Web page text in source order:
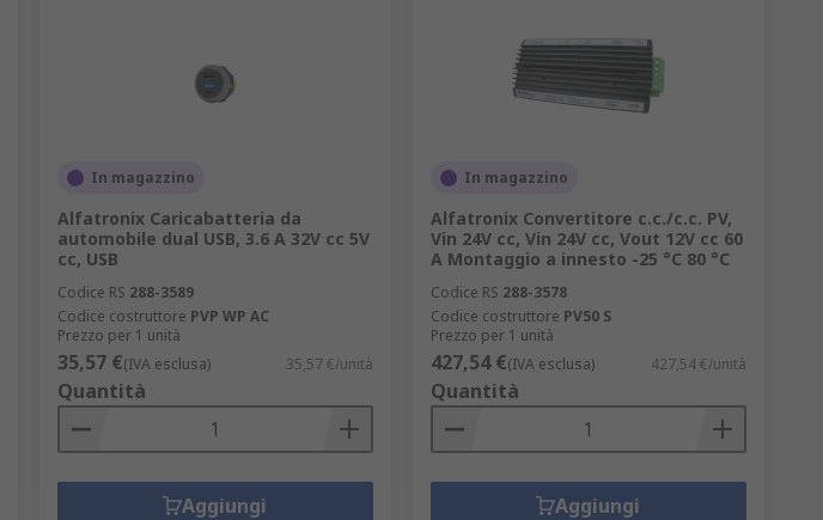
In magazzino
Alfatronix Caricabatteria da
automobile dual USB, 3.6 A 32V cc 5V
cc, USB
Codice RS 288-3589
Codice costruttore PVP WP AC
Prezzo per 1 unità
35,57 €(IVA esclusa) 35,57 €/unità
Quantità
Aggiungi
In magazzino
Alfatronix Convertitore c.c./c.c. PV,
Vin 24V cc, Vin 24V cc, Vout 12V cc 60
A Montaggio a innesto -25 °C 80 °C
Codice RS 288-3578
Codice costruttore PV50 S
Prezzo per 1 unità
427,54 €(IVA esclusa) 427,54 €/unità
Quantità
Aggiungi